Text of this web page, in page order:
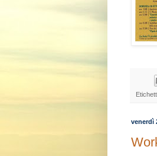
venerdì